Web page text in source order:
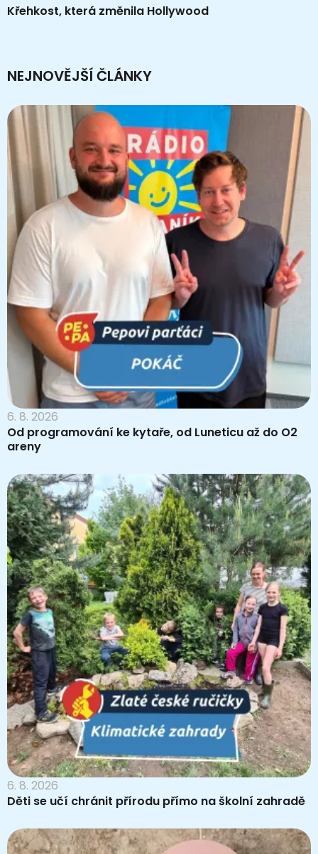
Křehkost, která změnila Hollywood
NEJNOVĚJŠÍ ČLÁNKY
6. 8. 2026
Od programování ke kytaře, od Luneticu až do O2
areny
6. 8. 2026
Děti se učí chránit přírodu přímo na školní zahradě